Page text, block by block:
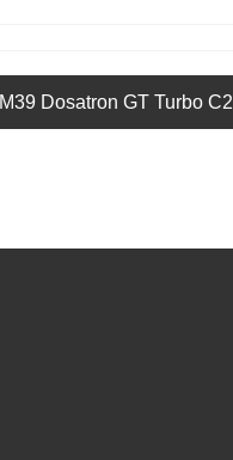
M39 Dosatron GT Turbo C2